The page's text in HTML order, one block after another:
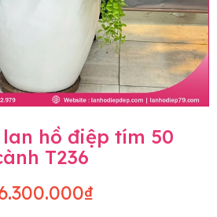
hồ điệp tím 50
T236